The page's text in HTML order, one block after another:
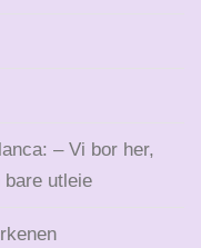
– Vi bor her,
utleie